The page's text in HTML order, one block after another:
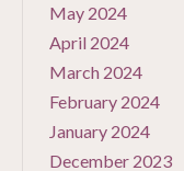
May 2024
April 2024
March 2024
February 2024
January 2024
December 2023